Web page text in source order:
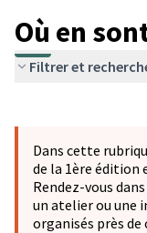
Où en
Filtrer et
−
Dans cette
de la 1ère édition
Rendez-vous
un atelier ou
organisés près de